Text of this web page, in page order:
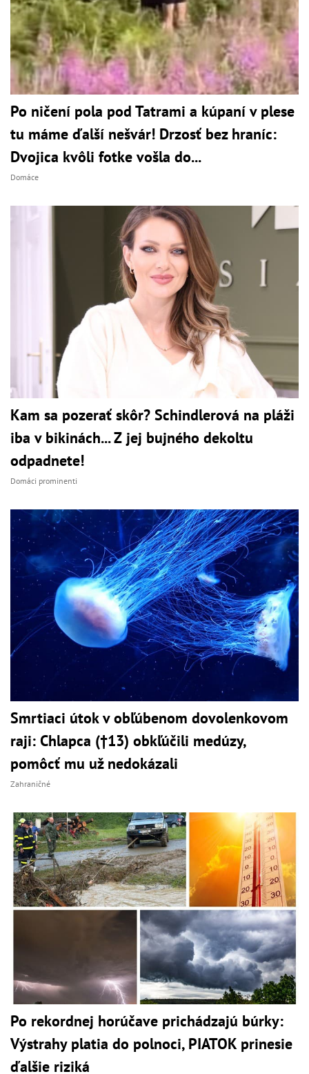
Po ničení pola pod Tatrami a kúpaní v plese
tu máme ďalší nešvár! Drzosť bez hraníc:
Dvojica kvôli fotke vošla do...
Domáce
Kam sa pozerať skôr? Schindlerová na pláži
iba v bikinách... Z jej bujného dekoltu
odpadnete!
Domáci prominenti
Smrtiaci útok v obľúbenom dovolenkovom
raji: Chlapca (†13) obkľúčili medúzy,
pomôcť mu už nedokázali
Zahraničné
Po rekordnej horúčave prichádzajú búrky:
Výstrahy platia do polnoci, PIATOK prinesie
ďalšie riziká